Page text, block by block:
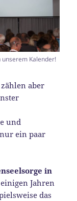
unserem Kalender!
aber
und
ein paar
in
Jahren
das